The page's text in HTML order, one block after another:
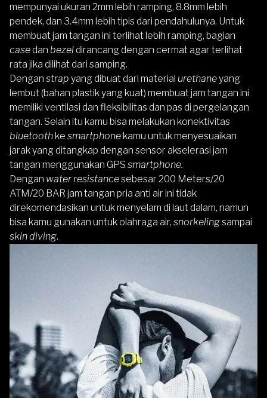
mempunyai ukuran 2mm lebih ramping, 8.8mm lebih
pendek, dan 3.4mm lebih tipis dari pendahulunya. Untuk
membuat jam tangan ini terlihat lebih ramping, bagian
casedan bezeldirancang dengan cermat agar terlihat
rata jika dilihat dari samping.
Dengan strap yang dibuat dari material urethaneyang
lembut(bahan plastik yang kuat) membuat jam tangan ini
memiliki ventilasi dan fleksibilitas dan pas di pergelangan
tangan. Selain itu kamu bisa melakukan konektivitas
bluetoothke smartphonekamu untuk menyesuaikan
jarak yang ditangkap dengan sensor akselerasi jam
tangan menggunakan GPS smartphone.
Dengan water resistancesebesar 200 Meters/20
ATM/20 BAR jam tangan pria anti air ini tidak
direkomendasikan untuk menyelam di laut dalam, namun
bisa kamu gunakan untuk olahraga air, snorkelingsampai
skin diving.